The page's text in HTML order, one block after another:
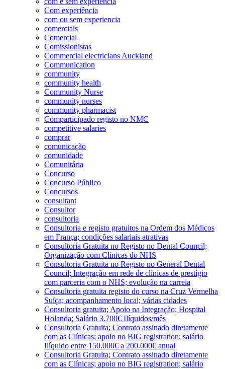
Com experiência
com ou sem experiencia
comerciais
Comercial
Comissionistas
Commercial electricians Auckland
Communication
community
community health
Community Nurse
community nurses
community pharmacist
Comparticipado registo no NMC
competitive salaries
comprar
comunicação
comunidade
Comunitária
Concurso
Concurso Público
Concursos
consultant
Consultor
consultoria
Consultoria e registo gratuitos na Ordem dos Médicos
em França; condições salariais atrativas
Consultoria Gratuita no Registo no Dental Council;
Organização com Clínicas do NHS
Consultoria Gratuita no Registo no General Dental
Council; Integração em rede de clínicas de prestígio
com parceria com o NHS; evolução na carreia
Consultoria gratuita registo do curso na Cruz Vermelha
Suíça; acompanhamento local; várias cidades
Consultoria gratuita; Apoio na Integração; Hospital
Holanda; Salário 3.700€ Ilíquidos/mês
Consultoria Gratuita; Contrato assinado diretamente
com as Clínicas; apoio no BIG registration; salário
Ilíquido entre 150.000€ a 200.000€ anual
Consultoria Gratuita; Contrato assinado diretamente
com as Clínicas; apoio no BIG registration; salário